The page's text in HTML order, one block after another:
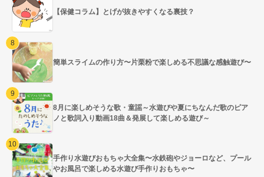
【保健コラム】とげが抜きやすくなる裏技？
簡単スライムの作り方〜片栗粉で楽しめる不思議な感触遊び〜
8月に楽しめそうな歌・童謡～水遊びや夏にちなんだ歌のピア
ノと歌詞入り動画18曲＆発展して楽しめる遊び～
手作り水遊びおもちゃ大全集〜水鉄砲やジョーロなど、プール
やお風呂で楽しめる水遊び手作りおもちゃ〜